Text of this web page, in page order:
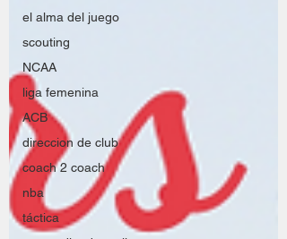
el alma del juego
scouting
NCAA
liga femenina
ACB
direccion de club
coach 2 coach
nba
táctica